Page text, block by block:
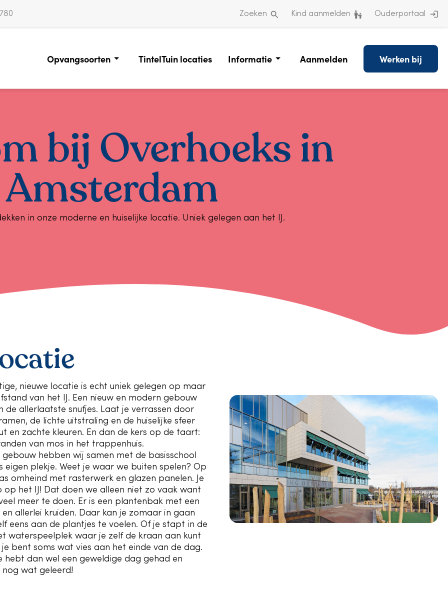
Zoeken Kind aanmelden Ouderportaal
Opvangsoorten TintelTuin locaties Informatie Aanmelden Werken bij
bij Overhoeks in
Amsterdam
in onze moderne en huiselijke locatie. Uniek gelegen aan het IJ.
nieuwe locatie is echt uniek gelegen op maar
van het IJ. Een nieuw en modern gebouw
de allerlaatste snufjes. Laat je verrassen door
de lichte uitstraling en de huiselijke sfeer
en zachte kleuren. En dan de kers op de taart:
van mos in het trappenhuis.
gebouw hebben wij samen met de basisschool
eigen plekje. Weet je waar we buiten spelen? Op
omheind met rasterwerk en glazen panelen. Je
op het IJ! Dat doen we alleen niet zo vaak want
meer te doen. Er is een plantenbak met een
allerlei kruiden. Daar kan je zomaar in gaan
eens aan de plantjes te voelen. Of je stapt in de
waterspeelplek waar je zelf de kraan aan kunt
je bent soms wat vies aan het einde van de dag.
hebt dan wel een geweldige dag gehad en
nog wat geleerd!